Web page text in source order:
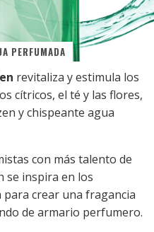
PERFUMADA
revitaliza y estimula los
cítricos, el té y las flores,
y chispeante agua
con más talento de
se inspira en los
crear una fragancia
de armario perfumero.